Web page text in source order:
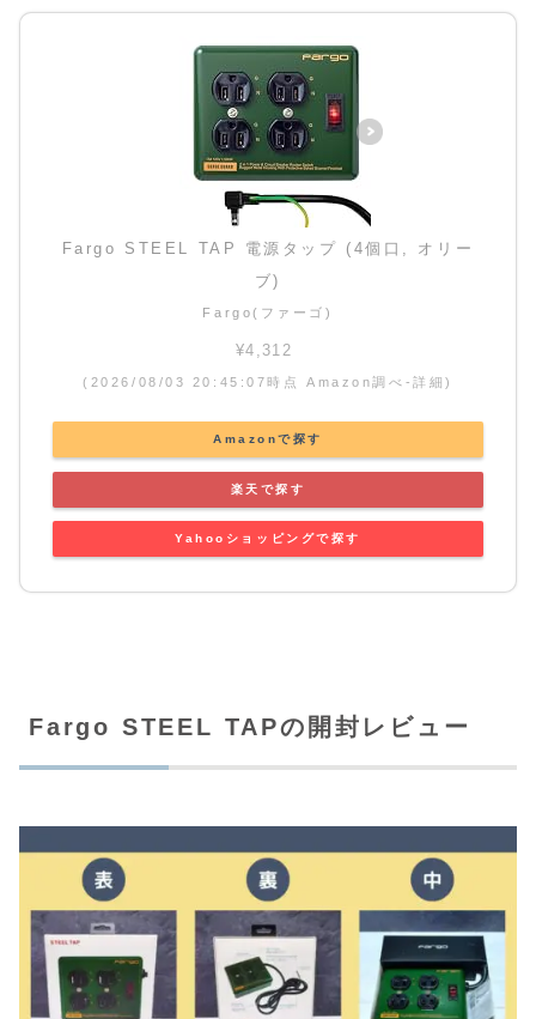
Fargo STEEL TAP 電源タップ (4個口, オリー
ブ)
Fargo(ファーゴ)
¥4,312
(2026/08/03 20:45:07時点 Amazon調べ-詳細)
Amazonで探す
楽天で探す
Yahooショッピングで探す
Fargo STEEL TAPの開封レビュー